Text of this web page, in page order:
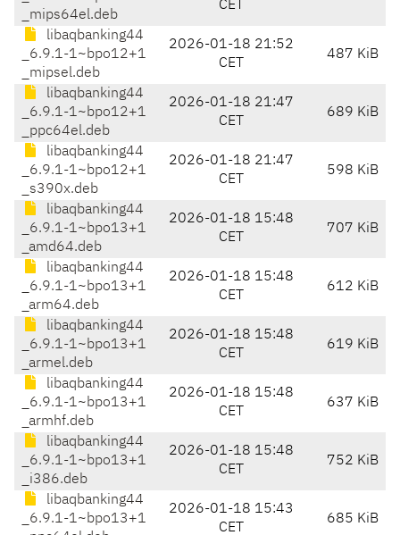
_mips64el.deb
CET
libaqbanking44
_6.9.1-1~bpo12+1
_mipsel.deb
2026-01-18 21:52
CET
487 KiB
libaqbanking44
_6.9.1-1~bpo12+1
_ppc64el.deb
2026-01-18 21:47
CET
689 KiB
libaqbanking44
_6.9.1-1~bpo12+1
_s390x.deb
2026-01-18 21:47
CET
598 KiB
libaqbanking44
_6.9.1-1~bpo13+1
_amd64.deb
2026-01-18 15:48
CET
707 KiB
libaqbanking44
_6.9.1-1~bpo13+1
_arm64.deb
2026-01-18 15:48
CET
612 KiB
libaqbanking44
_6.9.1-1~bpo13+1
_armel.deb
2026-01-18 15:48
CET
619 KiB
libaqbanking44
_6.9.1-1~bpo13+1
_armhf.deb
2026-01-18 15:48
CET
637 KiB
libaqbanking44
_6.9.1-1~bpo13+1
_i386.deb
2026-01-18 15:48
CET
752 KiB
libaqbanking44
_6.9.1-1~bpo13+1
2026-01-18 15:43
CET
685 KiB